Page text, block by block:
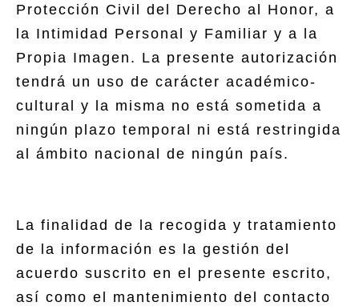
Protección Civil del Derecho al Honor, a
la Intimidad Personal y Familiar y a la
Propia Imagen. La presente autorización
tendrá un uso de carácter académico-
cultural y la misma no está sometida a
ningún plazo temporal ni está restringida
al ámbito nacional de ningún país.
La finalidad de la recogida y tratamiento
de la información es la gestión del
acuerdo suscrito en el presente escrito,
así como el mantenimiento del contacto